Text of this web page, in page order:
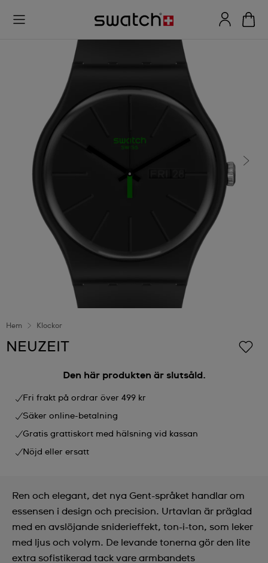
Hem Klockor
NEUZEIT
Den här produkten är slutsåld.
Fri frakt på ordrar över 499 kr
Säker online-betalning
Gratis grattiskort med hälsning vid kassan
Nöjd eller ersatt
Ren och elegant, det nya Gent-språket handlar om
essensen i design och precision. Urtavlan är präglad
med en avslöjande sniderieffekt, ton-i-ton, som leker
med ljus och volym. De levande tonerna gör den lite
extra sofistikerad tack vare armbandets